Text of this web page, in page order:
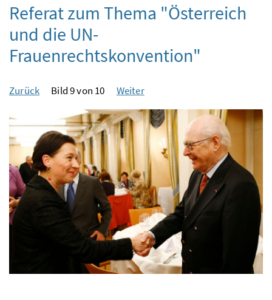
Referat zum Thema "Österreich
und die UN-
Frauenrechtskonvention"
Zurück Bild 9 von 10 Weiter